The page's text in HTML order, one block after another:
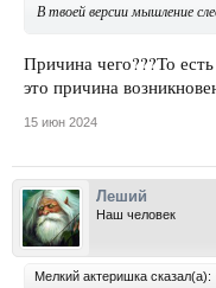
В твоей версии мышление
Причина чего???То
это причина
15 июн 2024
Леший
Наш человек
Мелкий актеришка сказал(а):